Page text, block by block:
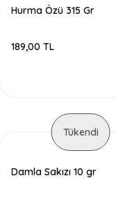
Hurma Özü 315 Gr
189,00 TL
Tükendi
Damla Sakızı 10 gr